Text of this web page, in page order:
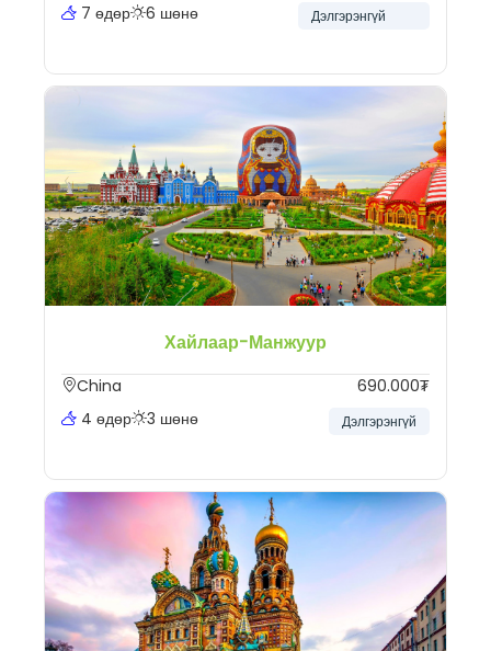
7 өдөр
6 шөнө Дэлгэрэнгүй
Хайлаар-Манжуур
China
4 өдөр
3 шөнө
690.000₮
Дэлгэрэнгүй